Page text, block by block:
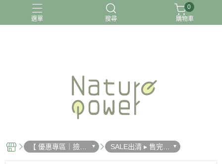
選單 搜尋
0
購物車
【 優惠專區｜撿便
宜🪙湊免運 】
SALE出清 ▸ 售完不
補